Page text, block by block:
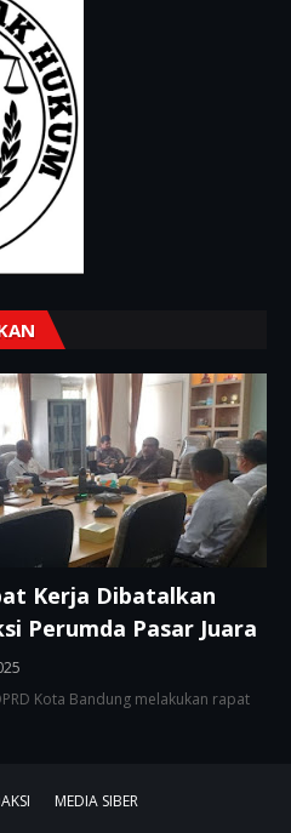
Kerja Dibatalkan
Perumda Pasar Juara
Kota Bandung melakukan rapat
MEDIA SIBER